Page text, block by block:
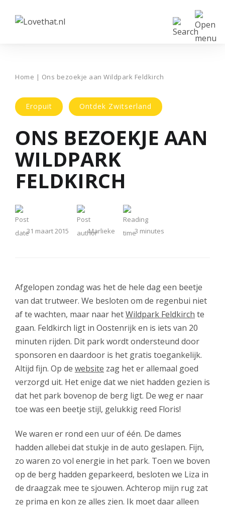
Home | Ons bezoekje aan Wildpark Feldkirch
Eropuit Ontdek Zwitserland
ONS BEZOEKJE AAN
WILDPARK
FELDKIRCH
31 maart 2015 Marlieke 3 minutes
Afgelopen zondag was het de hele dag een beetje
van dat trutweer. We besloten om de regenbui niet
af te wachten, maar naar hetWildpark Feldkirch te
gaan. Feldkirch ligt in Oostenrijk en is iets van 20
minuten rijden. Dit park wordt ondersteund door
sponsoren en daardoor is het gratis toegankelijk.
Altijd fijn. Op de website zag het er allemaal goed
verzorgd uit. Het enige dat we niet hadden gezien is
dat het park bovenop de berg ligt. De weg er naar
toe was een beetje stijl, gelukkig reed Floris!
We waren er rond een uur of één. De dames
hadden allebei dat stukje in de auto geslapen. Fijn,
zo waren zo vol energie in het park. Toen we boven
op de berg hadden geparkeerd, besloten we Liza in
de draagzak mee te sjouwen. Achterop mijn rug zat
ze prima en kon ze alles zien. Ik moet daar alleen